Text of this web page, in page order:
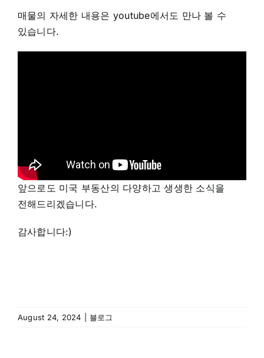
매물의 자세한 내용은 youtube에서도 만나 볼 수
있습니다.
앞으로도 미국 부동산의 다양하고 생생한 소식을
전해드리겠습니다.
감사합니다:)
August 24, 2024 블로그